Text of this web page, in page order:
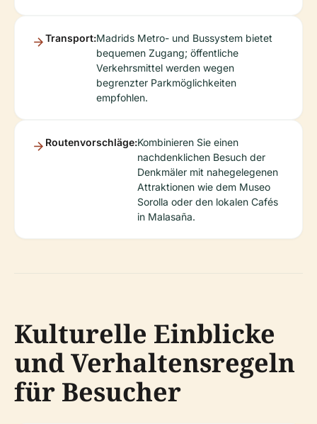
Transport:Madrids Metro- und Bussystem bietet
bequemen Zugang; öffentliche
Verkehrsmittel werden wegen
begrenzter Parkmöglichkeiten
empfohlen.
Routenvorschläge:Kombinieren Sie einen
nachdenklichen Besuch der
Denkmäler mit nahegelegenen
Attraktionen wie dem Museo
Sorolla oder den lokalen Cafés
in Malasaña.
Kulturelle Einblicke
und Verhaltensregeln
für Besucher